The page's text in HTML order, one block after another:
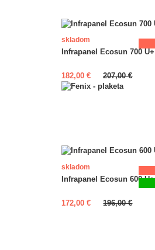
skladom
Infrapanel Ecosun 700 U+
182,00 € 207,00 €
skladom
Infrapanel Ecosun 600 U+
172,00 € 196,00 €